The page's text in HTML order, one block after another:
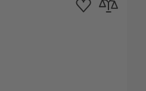
Ajouter à la liste
Ajouter au